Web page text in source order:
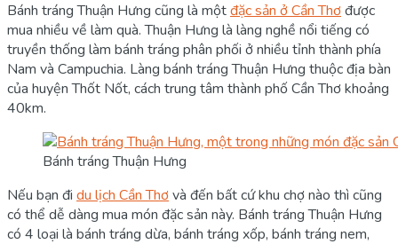
Bánh tráng Thuận Hưng cũng là mộtđặc sản ở Cần Thơđược
mua nhiều về làm quà. Thuận Hưng là làng nghề nổi tiếng có
truyền thống làm bánh tráng phân phối ở nhiều tỉnh thành phía
Nam và Campuchia. Làng bánh tráng Thuận Hưng thuộc địa bàn
của huyện Thốt Nốt, cách trung tâm thành phố Cần Thơ khoảng
40km.
Bánh tráng Thuận Hưng
Nếu bạn đi du lịch Cần Thơvà đến bất cứ khu chợ nào thì cũng
có thể dễ dàng mua món đặc sản này. Bánh tráng Thuận Hưng
có 4 loại là bánh tráng dừa, bánh tráng xốp, bánh tráng nem,